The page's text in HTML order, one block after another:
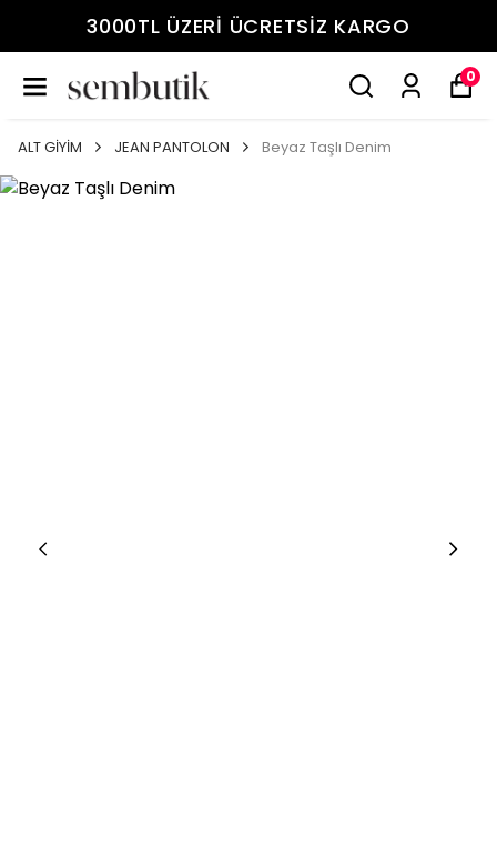
3000TL ÜZERİ ÜCRETSİZ KARGO
0
ALT GİYİM JEAN PANTOLON Beyaz Taşlı Denim